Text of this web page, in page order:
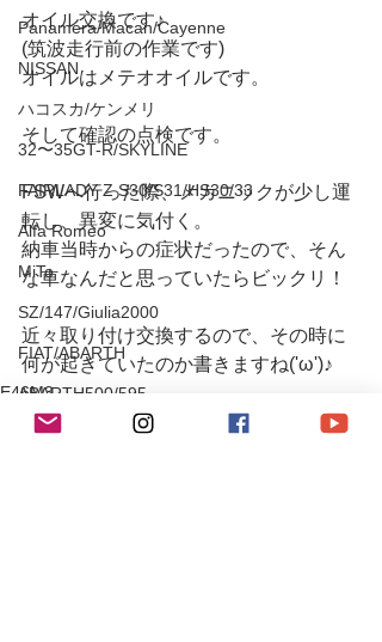
Panamera/Macan/Cayenne
NISSAN
ハコスカ/ケンメリ
32〜35GT-R/SKYLINE
FAIRLADY Z S30/S31/HS30/33
Alfa Romeo
MiTo
SZ/147/Giulia2000
FIAT/ABARTH
ABARTH500/595
124spider
オイル交換です♪
(筑波走行前の作業です)
オイルはメテオオイルです。
そして確認の点検です。
FSWへ行った際、メカニックが少し運
転し、異変に気付く。
納車当時からの症状だったので、そん
な車なんだと思っていたらビックリ！
近々取り付け交換するので、その時に
何が起きていたのか書きますね('ω')♪
E46M3
BMW/MINI